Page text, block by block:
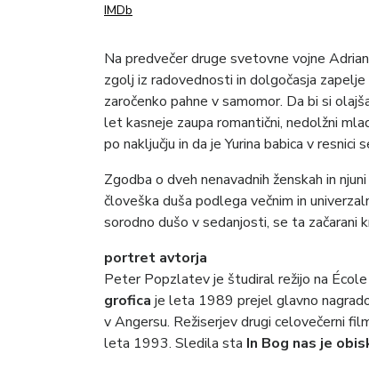
IMDb
Na predvečer druge svetovne vojne
zgolj iz radovednosti in dolgočasja
zaročenko pahne v samomor. Da bi si
let kasneje zaupa romantični, nedolžni
po naključju in da je Yurina babica v
Zgodba o dveh nenavadnih ženskah in
človeška duša podlega večnim in
sorodno dušo v sedanjosti, se ta začarani
portret avtorja
Peter Popzlatev je študiral režijo na
grofica je leta 1989 prejel glavno
v Angersu. Režiserjev drugi celovečerni
leta 1993. Sledila sta In Bog nas je